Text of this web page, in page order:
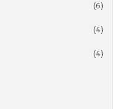
(6)
(4)
(4)